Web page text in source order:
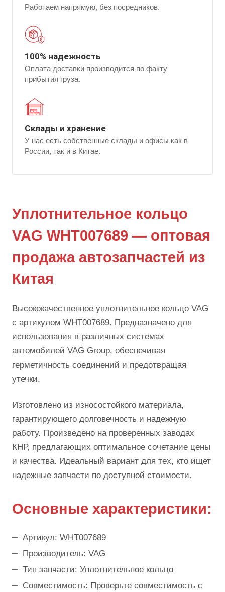
Работаем напрямую, без посредников.
100% надежность
Оплата доставки производится по факту
прибытия груза.
Склады и хранение
У нас есть собственные склады и офисы как в
России, так и в Китае.
Уплотнительное кольцо
VAG WHT007689 — оптовая
продажа автозапчастей из
Китая
Высококачественное уплотнительное кольцо VAG
с артикулом WHT007689. Предназначено для
использования в различных системах
автомобилей VAG Group, обеспечивая
герметичность соединений и предотвращая
утечки.
Изготовлено из износостойкого материала,
гарантирующего долговечность и надежную
работу. Произведено на проверенных заводах
КНР, предлагающих оптимальное сочетание цены
и качества. Идеальный вариант для тех, кто ищет
надежные запчасти по доступной стоимости.
Основные характеристики:
Артикул: WHT007689
Производитель: VAG
Тип запчасти: Уплотнительное кольцо
Совместимость: Проверьте совместимость с